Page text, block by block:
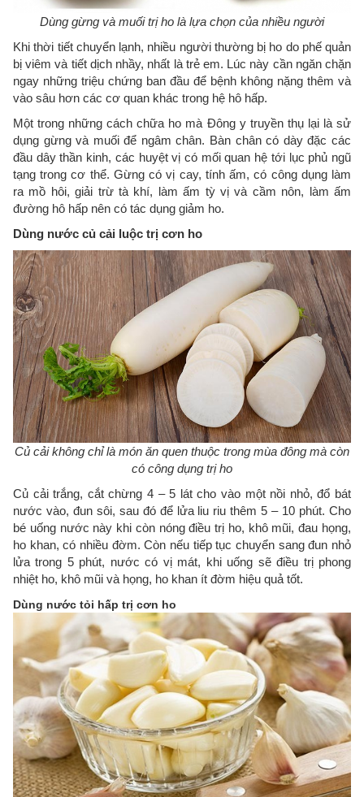
Dùng gừng và muối trị ho là lựa chọn của nhiều người
Khi thời tiết chuyển lạnh, nhiều người thường bị ho do phế quản
bị viêm và tiết dịch nhầy, nhất là trẻ em. Lúc này cần ngăn chặn
ngay những triệu chứng ban đầu để bệnh không nặng thêm và
vào sâu hơn các cơ quan khác trong hệ hô hấp.
Một trong những cách chữa ho mà Đông y truyền thụ lại là sử
dụng gừng và muối để ngâm chân. Bàn chân có dày đặc các
đầu dây thần kinh, các huyệt vị có mối quan hệ tới lục phủ ngũ
tạng trong cơ thể. Gừng có vị cay, tính ấm, có công dụng làm
ra mồ hôi, giải trừ tà khí, làm ấm tỳ vị và cầm nôn, làm ấm
đường hô hấp nên có tác dụng giảm ho.
Dùng nước củ cải luộc trị cơn ho
Củ cải không chỉ là món ăn quen thuộc trong mùa đông mà còn
có công dụng trị ho
Củ cải trắng, cắt chừng 4 – 5 lát cho vào một nồi nhỏ, đổ bát
nước vào, đun sôi, sau đó để lửa liu riu thêm 5 – 10 phút. Cho
bé uống nước này khi còn nóng điều trị ho, khô mũi, đau họng,
ho khan, có nhiều đờm. Còn nếu tiếp tục chuyển sang đun nhỏ
lửa trong 5 phút, nước có vị mát, khi uống sẽ điều trị phong
nhiệt ho, khô mũi và họng, ho khan ít đờm hiệu quả tốt.
Dùng nước tỏi hấp trị cơn ho